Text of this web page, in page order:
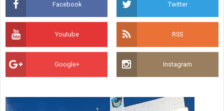
Facebook Twitter
Youtube RSS
Google+ Instagram